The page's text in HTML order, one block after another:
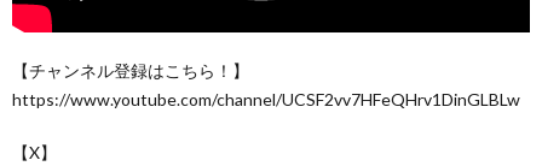
【チャンネル登録はこちら！】
https://www.youtube.com/channel/UCSF2vv7HFeQHrv1DinGLBLw
【X】